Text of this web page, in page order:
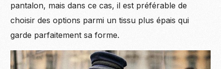
pantalon, mais dans ce cas, il est préférable de
choisir des options parmi un tissu plus épais qui
garde parfaitement sa forme.